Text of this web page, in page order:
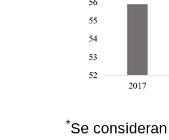
*Se